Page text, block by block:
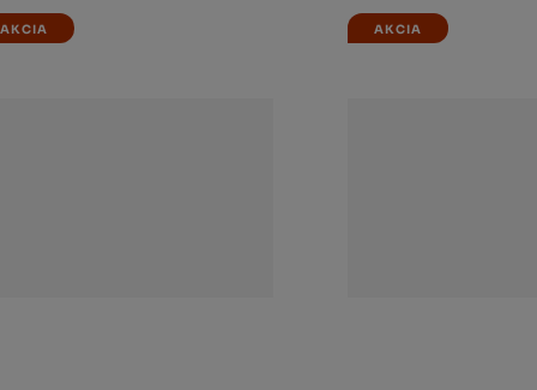
AKCIA AKCIA